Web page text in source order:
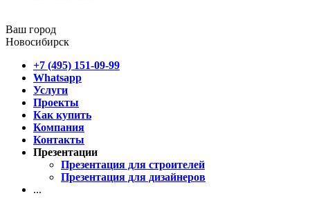
Ваш город
Новосибирск
+7 (495) 151-09-99
Whatsapp
Услуги
Проекты
Как купить
Компания
Контакты
Презентации
Презентация для строителей
Презентация для дизайнеров
...